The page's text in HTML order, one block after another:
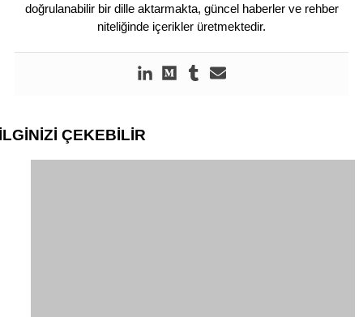
doğrulanabilir bir dille aktarmakta, güncel haberler ve rehber
niteliğinde içerikler üretmektedir.
ÇEKEBİLİR